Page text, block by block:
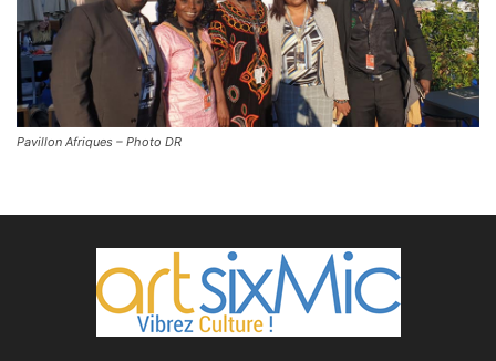
Pavillon Afriques – Photo DR